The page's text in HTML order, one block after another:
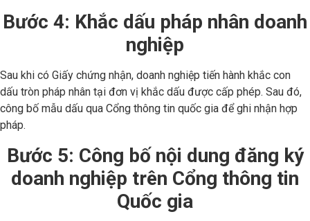
Bước 4: Khắc dấu pháp nhân doanh
nghiệp
Sau khi có Giấy chứng nhận, doanh nghiệp tiến hành khắc con
dấu tròn pháp nhân tại đơn vị khắc dấu được cấp phép. Sau đó,
công bố mẫu dấu qua Cổng thông tin quốc gia để ghi nhận hợp
pháp.
Bước 5: Công bố nội dung đăng ký
doanh nghiệp trên Cổng thông tin
Quốc gia